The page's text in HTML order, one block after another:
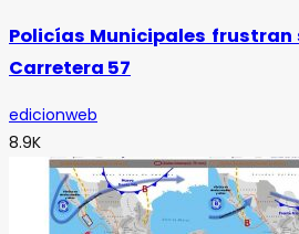
Policías Municipales frustran
Carretera 57
edicionweb
8.9K